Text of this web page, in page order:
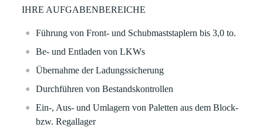
IHRE AUFGABENBEREICHE
Führung von Front- und Schubmaststaplern bis 3,0 to.
Be- und Entladen von LKWs
Übernahme der Ladungssicherung
Durchführen von Bestandskontrollen
Ein-, Aus- und Umlagern von Paletten aus dem Block-
bzw. Regallager